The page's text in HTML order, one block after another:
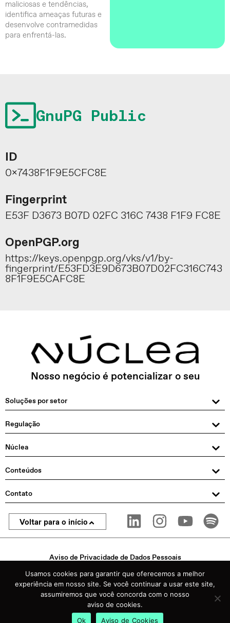
maliciosas e tendências,
identifica ameaças futuras e
desenvolve contramedidas
para enfrentá-las.
GnuPG Public
ID
0x7438F1F9E5CFC8E
Fingerprint
E53F D3673 B07D 02FC 316C 7438 F1F9 FC8E
OpenPGP.org
https://keys.openpgp.org/vks/v1/by-
fingerprint/E53FD3E9D673B07D02FC316C743
8F1F9E5CAFC8E
Nosso negócio é potencializar o seu
Soluções por setor
Regulação
Núclea
Conteúdos
Contato
Voltar para o início
Aviso de Privacidade de Dados Pessoais
© 2025 Núclea. Todos os direitos reservados
Jardim Paulistano – São Paulo – SP 01452-002
Usamos cookies para garantir que oferecemos a melhor
experiência em nosso site. Se você continuar a usar este site,
assumiremos que você concorda com o nosso
aviso de cookies.
Ok
Aviso de Cookies